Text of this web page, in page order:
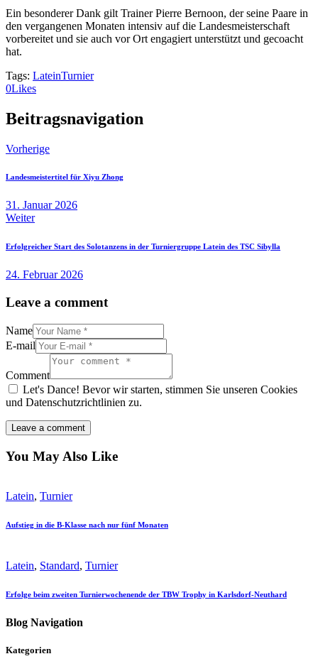
Ein besonderer Dank gilt Trainer Pierre Bernoon, der seine Paare in
den vergangenen Monaten intensiv auf die Landesmeisterschaft
vorbereitet und sie auch vor Ort engagiert unterstützt und gecoacht
hat.
Tags: LateinTurnier
0Likes
Beitragsnavigation
Vorherige
Landesmeistertitel für Xiyu Zhong
31. Januar 2026
Weiter
Erfolgreicher Start des Solotanzens in der Turniergruppe Latein des TSC Sibylla
24. Februar 2026
Leave a comment
Name
E-mail
Comment
Let's Dance! Bevor wir starten, stimmen Sie unseren Cookies
und Datenschutzrichtlinien zu.
You May Also Like
Latein, Turnier
Aufstieg in die B‑Klasse nach nur fünf Monaten
Latein, Standard, Turnier
Erfolge beim zweiten Turnierwochenende der TBW Trophy in Karlsdorf-Neuthard
Blog Navigation
Kategorien